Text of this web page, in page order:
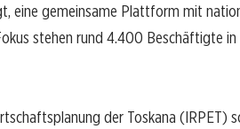
eine gemeinsame Plattform mit
stehen rund 4.400 Beschäftigte
der Toskana (IRPET)